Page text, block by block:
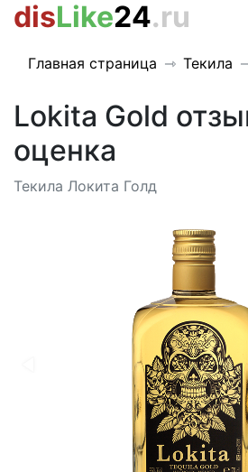
disLike24.ru
Главная страница Текила
Lokita Gold
оценка
Текила Локита Голд